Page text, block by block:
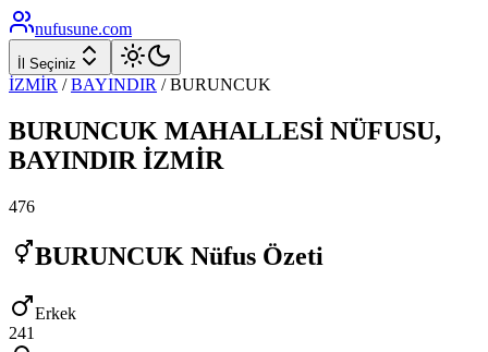
nufusune.com
İl Seçiniz
İZMİR / BAYINDIR /BURUNCUK
BURUNCUK MAHALLESİ NÜFUSU,
BAYINDIR İZMİR
476
BURUNCUK Nüfus Özeti
Erkek
241